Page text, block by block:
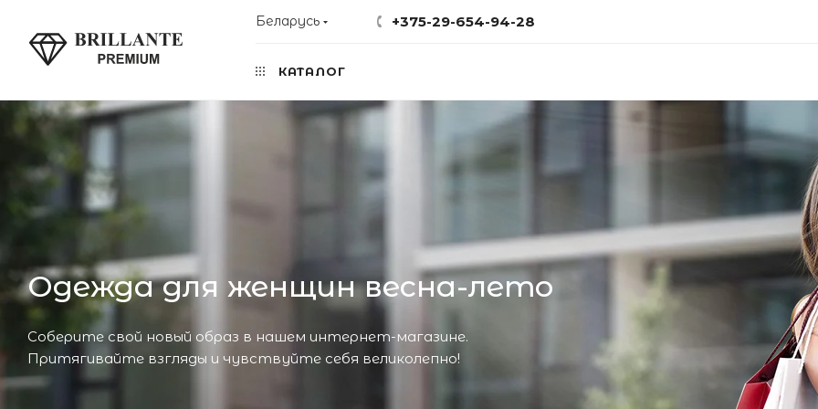
Беларусь +375-29-654-94-28
КАТАЛОГ
Одежда для женщин весна-лето
Соберите свой новый образ в нашем интернет-магазине.
Притягивайте взгляды и чувствуйте себя великолепно!